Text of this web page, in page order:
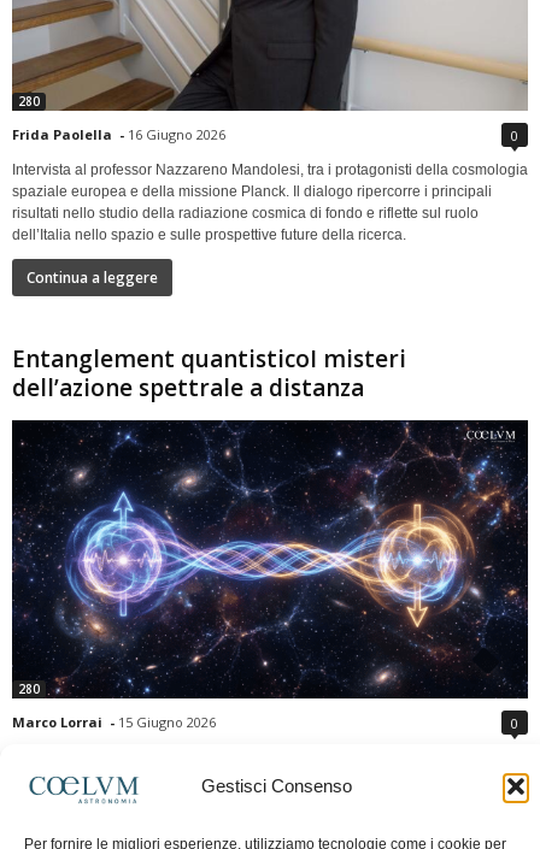
Gestisci Consenso
Per fornire le migliori esperienze, utilizziamo tecnologie come i cookie per
280
Frida Paolella - 16 Giugno 2026 0
Intervista al professor Nazzareno Mandolesi, tra i protagonisti della cosmologia
spaziale europea e della missione Planck. Il dialogo ripercorre i principali
risultati nello studio della radiazione cosmica di fondo e riflette sul ruolo
dell’Italia nello spazio e sulle prospettive future della ricerca.
Continua a leggere
Entanglement quantisticoI misteri
dell’azione spettrale a distanza
280
Marco Lorrai - 15 Giugno 2026 0
moderna: due particelle possono mostrare correlazioni che sembrano ignorare
la distanza che le separa. Gli esperimenti e i teoremi di Bell hanno escluso le
previsioni della meccanica quantistica. Nonostante ciò, l'entanglement non